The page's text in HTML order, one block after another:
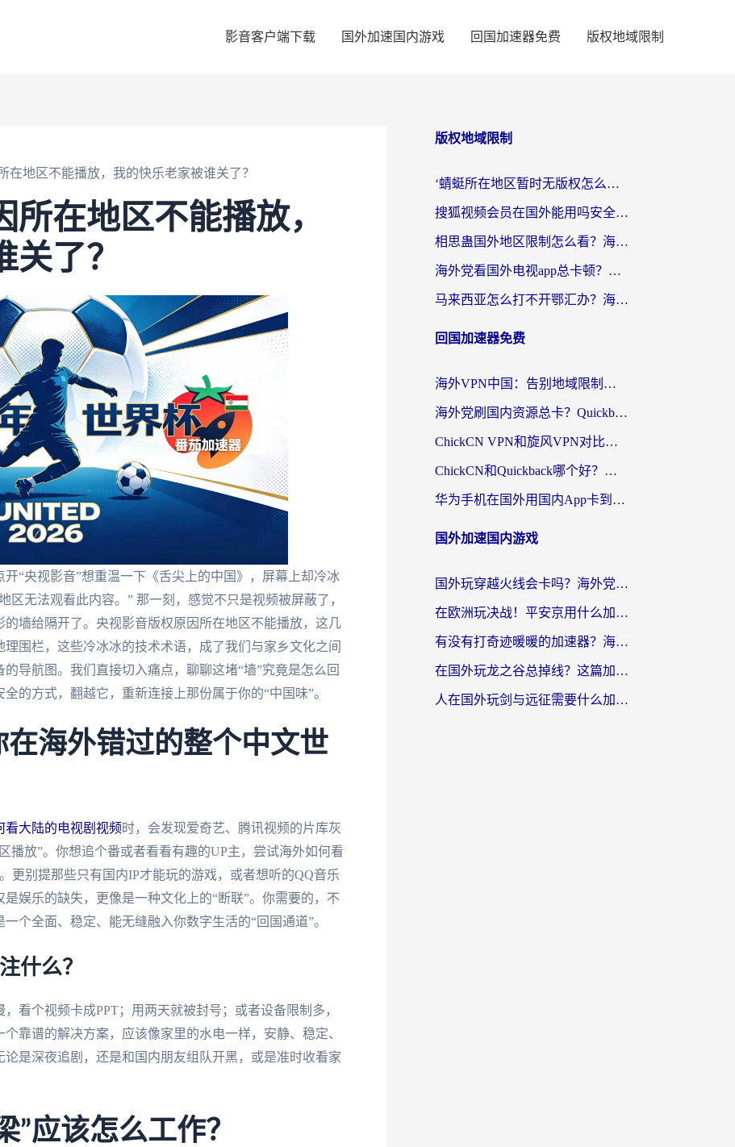
影音客户端下载 国外加速国内游戏 回国加速器免费 版权地域限制
在地区不能播放，我的快乐老家被谁关了？
在地区不能播放，
了？
“央视影音”想重温一下《舌尖上的中国》，屏幕上却冷冰
区无法观看此内容。” 那一刻，感觉不只是视频被屏蔽了，
墙给隔开了。央视影音版权原因所在地区不能播放，这几
围栏，这些冷冰冰的技术术语，成了我们与家乡文化之间
导航图。我们直接切入痛点，聊聊这堵“墙”究竟是怎么回
的方式，翻越它，重新连接上那份属于你的“中国味”。
海外错过的整个中文世
看大陆的电视剧视频时，会发现爱奇艺、腾讯视频的片库灰
播放”。你想追个番或者看看有趣的UP主，尝试海外如何看
更别提那些只有国内IP才能玩的游戏，或者想听的QQ音乐
娱乐的缺失，更像是一种文化上的“断联”。你需要的，不
个全面、稳定、能无缝融入你数字生活的“回国通道”。
什么？
看个视频卡成PPT；用两天就被封号；或者设备限制多，
靠谱的解决方案，应该像家里的水电一样，安静、稳定、
是深夜追剧，还是和国内朋友组队开黑，或是准时收看家
”应该怎么工作？
版权地域限制
‘蜻蜓所在地区暂时无版权怎么办’？海外党看国内内容、办国内事的实用指南
搜狐视频会员在国外能用吗安全吗？留学生亲测有效的回国观影解决方案
相思蛊国外地区限制怎么看？海外党追剧听歌的终极解决方案
海外党看国外电视app总卡顿？选对回国加速器，追剧购物两不误
马来西亚怎么打不开鄂汇办？海外华人必备的回国加速指南，解决追剧、办事、阅读难题
回国加速器免费
海外VPN中国：告别地域限制，留学生与华人如何轻松刷国内剧、玩国服？
海外党刷国内资源总卡？Quickback和采集蜂好用吗？这篇指南帮你避坑
ChickCN VPN和旋风VPN对比哪个回国效果更好？海外党亲测实用指南
ChickCN和Quickback哪个好？海外党亲测回国加速器，轻松解锁国内资源（附避坑指南）
华为手机在国外用国内App卡到崩溃？这篇加速器指南帮你无缝刷剧打游戏
国外加速国内游戏
国外玩穿越火线会卡吗？海外党亲测有效的国服游戏加速指南
在欧洲玩决战！平安京用什么加速器最好用？2026实测有效的国服游戏加速指南
有没有打奇迹暖暖的加速器？海外党国服游戏畅玩不卡顿的秘密
在国外玩龙之谷总掉线？这篇加速器指南帮你告别延迟卡顿！
人在国外玩剑与远征需要什么加速器？老玩家亲测的避坑指南来了